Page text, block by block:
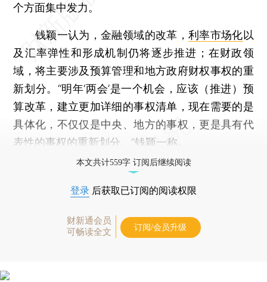
个方面集中发力。
钱颖一认为，金融领域的改革， 利率市场化以
及汇率弹性和形成机制仍将逐步推进；在财政领
域，将主要涉及预算管理和地方政府财权事权的重
新划分。“明年‘两会’是一个机会，应该（推进）预
算改革，建立更加详细的事权清单，现在需要的是
具体化，不仅仅是中央、地方的事权，更是具有代
表性的事权的重新划分。”钱颖一称。
本文共计559字 订阅后继续阅读
登录 后获取已订阅的阅读权限
财新通会员
可畅读全文
订阅/会员升级